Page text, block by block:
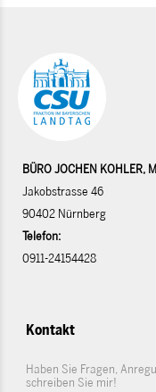
BÜRO JOCHEN KOHLER,
Jakobstrasse 46
90402 Nürnberg
Telefon:
0911-24154428
Kontakt
Haben Sie Fragen,
schreiben Sie mir!